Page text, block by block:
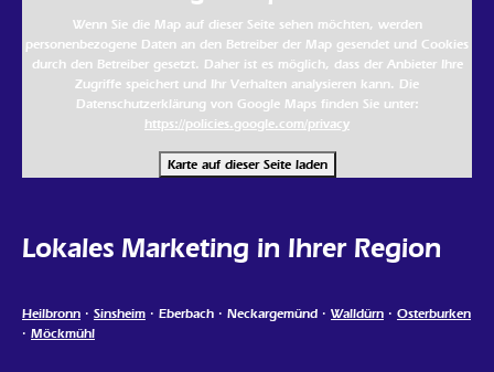
Wenn Sie die Map auf dieser Seite sehen möchten, werden
personenbezogene Daten an den Betreiber der Map gesendet und Cookies
durch den Betreiber gesetzt. Daher ist es möglich, dass der Anbieter Ihre
Zugriffe speichert und Ihr Verhalten analysieren kann. Die
Datenschutzerklärung von Google Maps finden Sie unter:
https://policies.google.com/privacy
Karte auf dieser Seite laden
Lokales Marketing in Ihrer Region
Heilbronn · Sinsheim · Eberbach · Neckargemünd · Walldürn · Osterburken
· Möckmühl